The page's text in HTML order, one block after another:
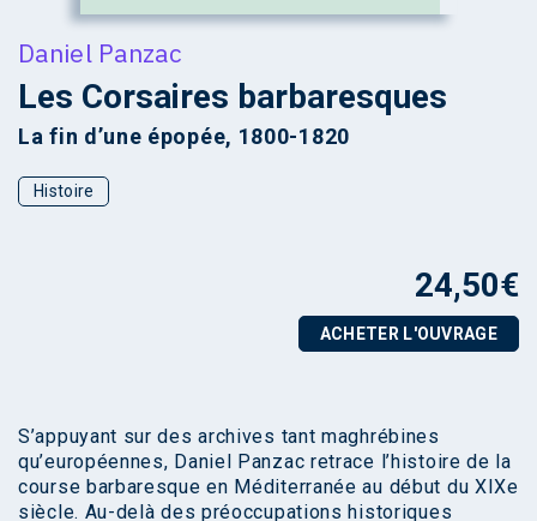
Daniel Panzac
Les Corsaires barbaresques
La fin d’une épopée, 1800-1820
Histoire
24,50€
ACHETER L'OUVRAGE
S’appuyant sur des archives tant maghrébines
qu’européennes, Daniel Panzac retrace l’histoire de la
course barbaresque en Méditerranée au début du XIXe
siècle. Au-delà des préoccupations historiques